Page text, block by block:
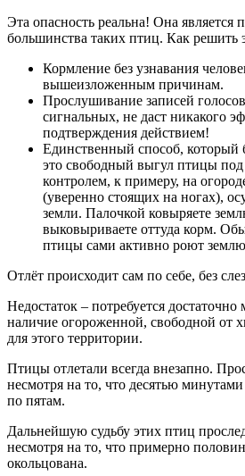
Эта опасность реальна! Она является
большинства таких птиц. Как решить
Кормление без узнавания
вышеизложенным причинам.
Прослушивание записей
сигнальных, не даст никакого
подтверждения действием!
Единственный способ, который
это свободный выгул птицы
контролем, к примеру, на
(уверенно стоящих на ногах),
земли. Палочкой ковыряете
выковыриваете оттуда корм.
птицы сами активно роют
Отлёт происходит сам по себе, без
Недостаток – потребуется
наличие огороженной, свободной от
для этого территории.
Птицы отлетали всегда внезапно.
несмотря на то, что десятью
по пятам.
Дальнейшую судьбу этих птиц
несмотря на то, что примерно
окольцована.